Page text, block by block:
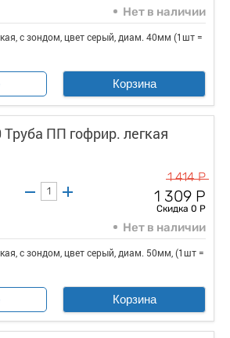
Нет в наличии
с зондом, цвет серый, диам. 40мм (1шт =
Корзина
ПП гофрир. легкая
1 414 Р
1 309 Р
Скидка 0 Р
Нет в наличии
с зондом, цвет серый, диам. 50мм, (1шт =
Корзина